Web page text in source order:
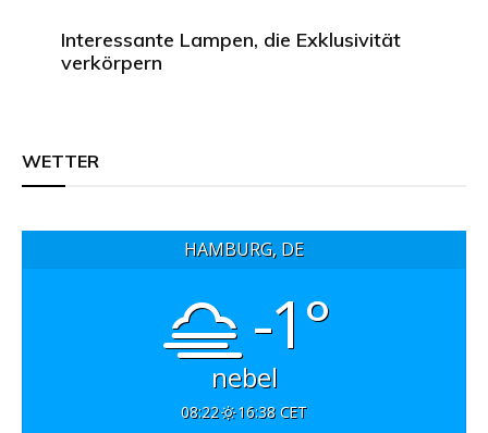
Interessante Lampen, die Exklusivität
verkörpern
WETTER
HAMBURG, DE
-1°
nebel
08:22 16:38 CET